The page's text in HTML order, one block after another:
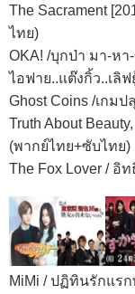
The Sacrament
ไทย)
OKA! /บุกป่า มา-ห
ไอฟาย..แต๊งกิ้ว..เลิ
Ghost Coins /เกมป
Truth About
(พากย์ไทย+ซับไทย)
The Fox Lover / อิ
MiMi / ปฏิทินรักแร